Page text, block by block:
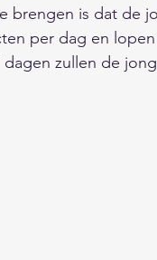
brengen is dat de
per dag en
zullen de